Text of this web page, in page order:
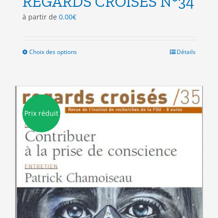
à partir de 0.00€
Choix des optionsCe
plusieurs
variations.
Les
options
être
choisies
sur
la
page
du
produit
Détails
Prix réduit